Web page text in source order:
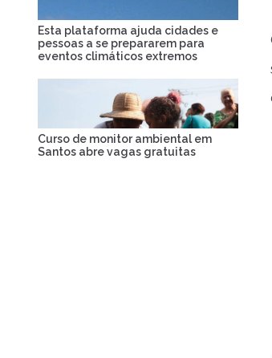
Esta plataforma ajuda cidades e
pessoas a se prepararem para
eventos climáticos extremos
Curso de monitor ambiental em
Santos abre vagas gratuitas